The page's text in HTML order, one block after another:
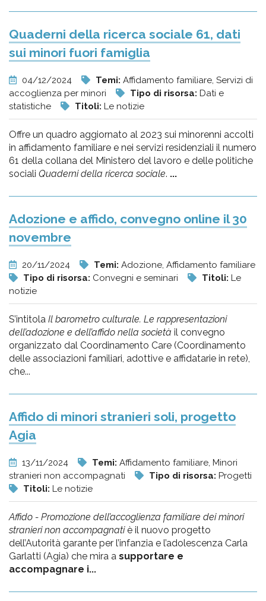
Quaderni della ricerca sociale 61, dati
sui minori fuori famiglia
04/12/2024 Temi: Affidamento familiare, Servizi di
accoglienza per minori
Tipo di risorsa: Dati e
statistiche
Titoli: Le notizie
Offre un quadro aggiornato al 2023 sui minorenni accolti
in affidamento familiare e nei servizi residenziali il numero
61 della collana del Ministero del lavoro e delle politiche
sociali Quaderni della ricerca sociale. ...
Adozione e affido, convegno online il 30
novembre
20/11/2024 Temi: Adozione, Affidamento familiare
Tipo di risorsa: Convegni e seminari Titoli: Le
notizie
S’intitola Il barometro culturale. Le rappresentazioni
dell’adozione e dell’affido nella società il convegno
organizzato dal Coordinamento Care (Coordinamento
delle associazioni familiari, adottive e affidatarie in rete),
che...
Affido di minori stranieri soli, progetto
Agia
13/11/2024 Temi: Affidamento familiare, Minori
stranieri non accompagnati
Tipo di risorsa: Progetti
Titoli: Le notizie
Affido - Promozione dell’accoglienza familiare dei minori
stranieri non accompagnatiè il nuovo progetto
dell’Autorità garante per l’infanzia e l’adolescenza Carla
Garlatti (Agia) che mira a supportare e
accompagnare i...